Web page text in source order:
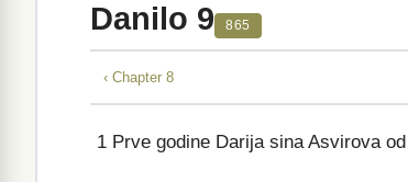
Danilo 9 865
‹ Chapter 8
1 Prve godine Darija sina Asvirova